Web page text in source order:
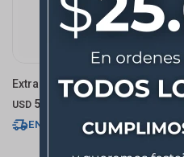
Extractor Maxx 315mm
USD 530,00
ENVÍO EXPRESS